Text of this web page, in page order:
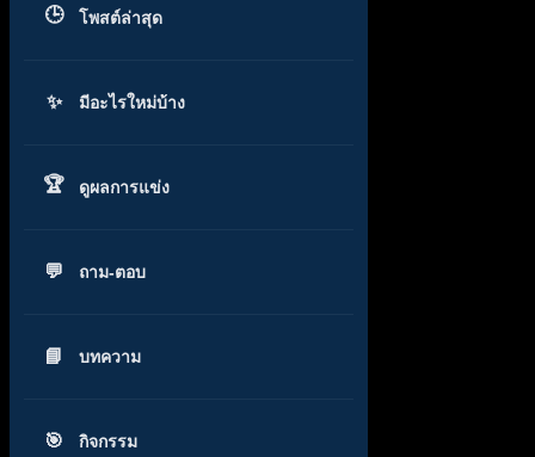
โพสต์ล่าสุด
มีอะไรใหม่บ้าง
ดูผลการแข่ง
ถาม-ตอบ
บทความ
กิจกรรม